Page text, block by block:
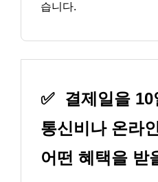
습니다.
✅
결제일을
통신비나 온라
어떤 혜택을 받